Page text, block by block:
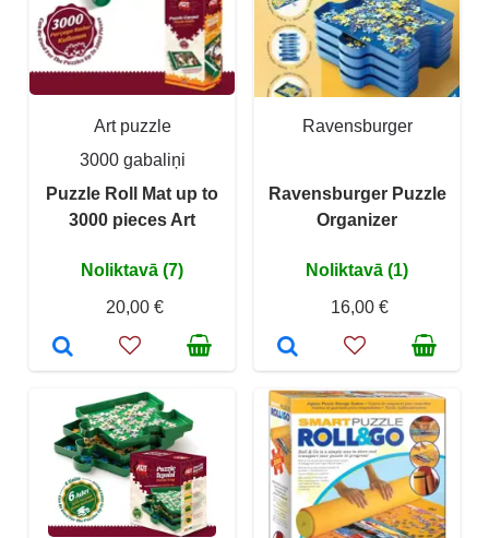
Art puzzle
3000 gabaliņi
Puzzle Roll Mat up to
3000 pieces Art
Noliktavā (7)
20,00 €
Ravensburger
Ravensburger Puzzle
Organizer
Noliktavā (1)
16,00 €